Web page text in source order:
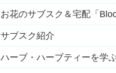
お花のサブスク＆宅配「
サブスク紹介
ハーブ・ハーブティーを学